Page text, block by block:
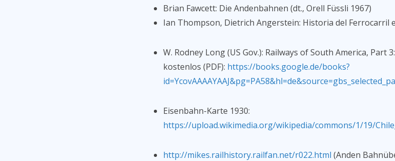
Brian Fawcett: Die Andenbahnen (dt., Orell Füssli 1967)
Ian Thompson, Dietrich Angerstein: Historia del Ferrocarril
W. Rodney Long (US Gov.): Railways of South America, Part
kostenlos (PDF): https://books.google.de/books?
Eisenbahn-Karte 1930:
https://upload.wikimedia.org/wikipedia/commons/1/19/
http://mikes.railhistory.railfan.net/r022.html (Anden